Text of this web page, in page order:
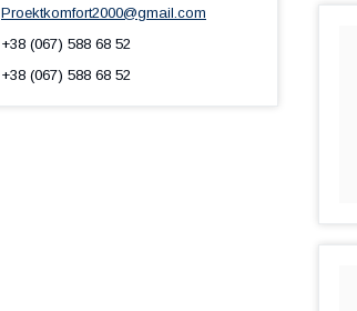
Proektkomfort2000@gmail.com
+38 (067) 588 68 52
+38 (067) 588 68 52